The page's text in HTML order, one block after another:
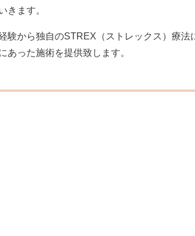
きます。
から独自のSTREX（ストレックス）療法
った施術を提供致します。